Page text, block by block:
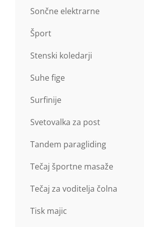
Sončne elektrarne
Šport
Stenski koledarji
Suhe fige
Surfinije
Svetovalka za post
Tandem paragliding
Tečaj športne masaže
Tečaj za voditelja čolna
Tisk majic